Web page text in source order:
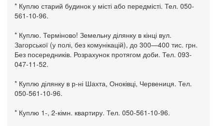
* Куплю старий будинок у місті або передмісті. Тел. 050-
561-10-96.
* Куплю. Терміново! Земельну ділянку в кінці вул.
Загорської (у полі, без комунікацій), до 300—400 тис. грн.
Без посередників. Розрахунок протягом доби. Тел. 093-
047-11-52.
* Куплю ділянку в р-ні Шахта, Оноківці, Червениця. Тел.
050-561-10-96.
* Куплю 1-, 2-кімн. квартиру. Тел. 050-561-10-96.